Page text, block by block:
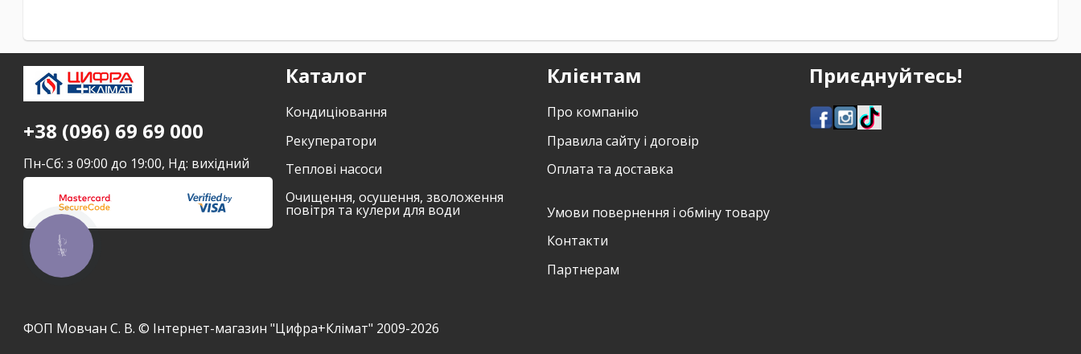
+38 (096) 69 69 000
Пн-Сб: з 09:00 до 19:00, Нд: вихідний
Каталог
Кондиціювання
Рекуператори
Теплові насоси
Очищення, осушення, зволоження
повітря та кулери для води
Клієнтам
Про компанію
Правила сайту і договір
Оплата та доставка
Умови повернення і обміну товару
Контакти
Партнерам
Приєднуйтесь!
ФОП Мовчан С. В. © Інтернет-магазин "Цифра+Клімат" 2009-2026
КНОПКА
ЗВ'ЯЗКУ